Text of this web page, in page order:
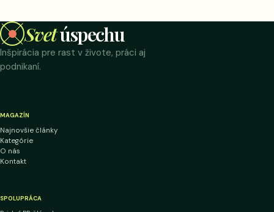
Svetúspechu
Inšpirácia pre rast v živote, práci aj
podnikaní.
MAGAZÍN
Najnovšie články
Kategórie
O nás
Kontakt
SPOLUPRÁCA